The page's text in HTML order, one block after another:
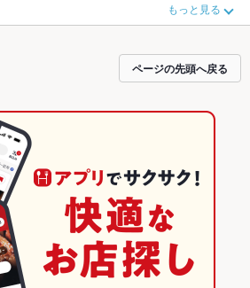
や季節のおすすめ料理など、お
ので安心！24時間使える簡単便利なネット予約
にホットペッパーグルメをご利用ください。
もっと見る
ページの先頭へ戻る